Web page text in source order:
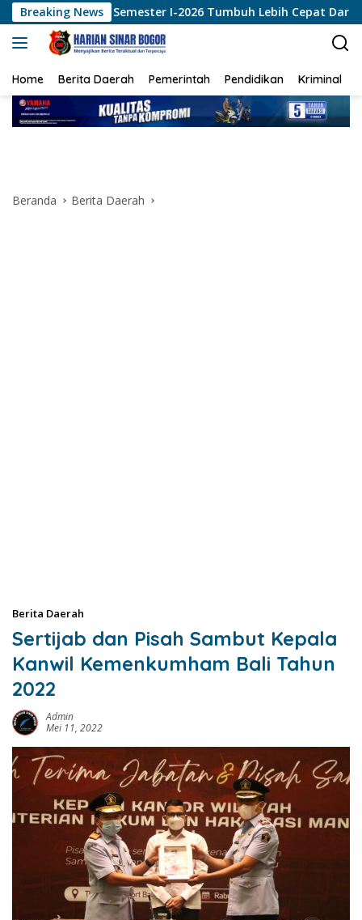
Langsung
ke
konten
Breaking News
I-2026 Tumbuh Lebih Cepat Dari Tahun 2025
Home Berita Daerah Pemerintah Pendidikan Kriminal
Beranda Berita Daerah
Berita Daerah
Sertijab dan Pisah Sambut Kepala
Kanwil Kemenkumham Bali Tahun
2022
Admin
Mei 11, 2022